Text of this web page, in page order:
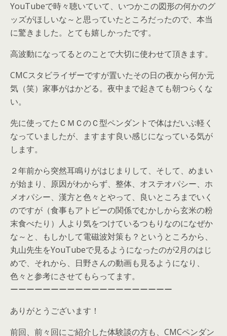
YouTubeで時々聴いていて、いつかこの図形の何かのグ
ッズがほしいな～と思っていたところだったので、本当
に驚きました。とても嬉しかったです。
高波動になってるとのことで大切に使わせて頂きます。
CMCスタビライザーですが置いたその日の夜から何か元
気（笑）家事がはかどる。夜中まで起きても朝つらくな
い。
先に使ってたＣＭＣのＣ型ペンダントで体はだいぶ軽く
なっていましたが、ますます良い感じになっている気が
します。
２年前から突然耳鳴りがはじまりして、そして、めまい
が始まり、原因がわからず、整体、オステオパシー、ホ
メオパシー、漢方と色々とやって、良いところまでいく
のですが（食事もアトピーの関係でむかしから玄米の粉
末食べたり）人より気をつけているつもりなのになぜか
な～と、もしかして電磁波対策も？というところから、
丸山先生をYouTubeで見るようになったのが2月のはじ
めで、それから、日野さんの動画も見るようになり、
色々と参考にさせてもらってます。
ーーーーーーーーーーーーーーーーーーーー
ありがとうございます！
前回、前々回にご紹介した体験談の方も、CMCペンダン